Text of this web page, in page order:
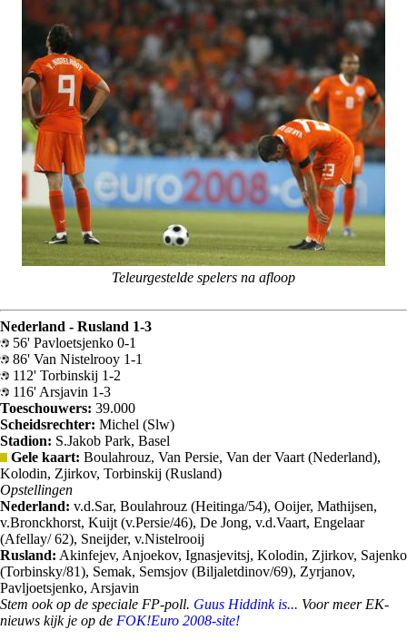
Teleurgestelde spelers na afloop
Nederland - Rusland 1-3
56' Pavloetsjenko 0-1
86' Van Nistelrooy 1-1
112' Torbinskij 1-2
116' Arsjavin 1-3
Toeschouwers: 39.000
Scheidsrechter: Michel (Slw)
Stadion: S.Jakob Park, Basel
Gele kaart: Boulahrouz, Van Persie, Van der Vaart (Nederland),
Kolodin, Zjirkov, Torbinskij (Rusland)
Opstellingen
Nederland: v.d.Sar, Boulahrouz (Heitinga/54), Ooijer, Mathijsen,
v.Bronckhorst, Kuijt (v.Persie/46), De Jong, v.d.Vaart, Engelaar
(Afellay/ 62), Sneijder, v.Nistelrooij
Rusland: Akinfejev, Anjoekov, Ignasjevitsj, Kolodin, Zjirkov, Sajenko
(Torbinsky/81), Semak, Semsjov (Biljaletdinov/69), Zyrjanov,
Pavljoetsjenko, Arsjavin
Stem ook op de speciale FP-poll. Guus Hiddink is... Voor meer EK-
nieuws kijk je op de FOK!Euro 2008-site!